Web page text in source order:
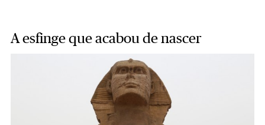
A esfinge que acabou de nascer